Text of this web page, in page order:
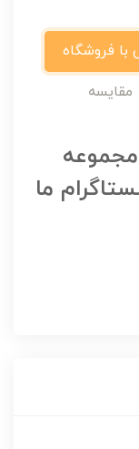
با فروشگاه
مقایسه
مجموعه
ما